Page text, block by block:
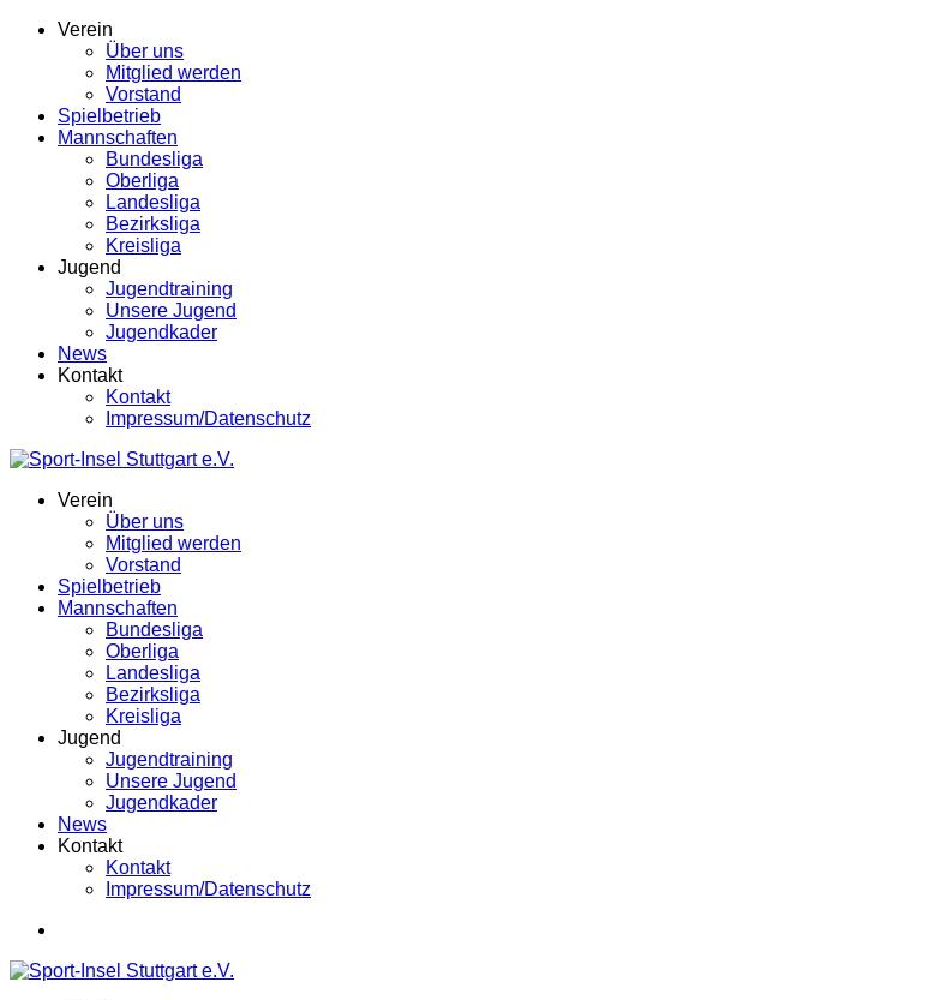
Verein
Über uns
Mitglied werden
Vorstand
Spielbetrieb
Mannschaften
Bundesliga
Oberliga
Landesliga
Bezirksliga
Kreisliga
Jugend
Jugendtraining
Unsere Jugend
Jugendkader
News
Kontakt
Kontakt
Impressum/Datenschutz
Verein
Über uns
Mitglied werden
Vorstand
Spielbetrieb
Mannschaften
Bundesliga
Oberliga
Landesliga
Bezirksliga
Kreisliga
Jugend
Jugendtraining
Unsere Jugend
Jugendkader
News
Kontakt
Kontakt
Impressum/Datenschutz